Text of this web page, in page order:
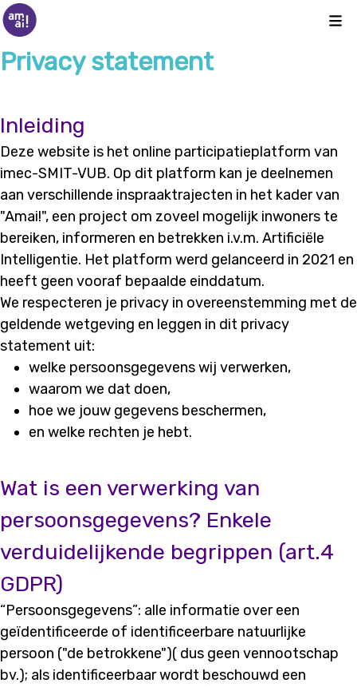
Privacy statement
Inleiding
Deze website is het online participatieplatform van
imec-SMIT-VUB. Op dit platform kan je deelnemen
aan verschillende inspraaktrajecten in het kader van
"Amai!", een project om zoveel mogelijk inwoners te
bereiken, informeren en betrekken i.v.m. Artificiële
Intelligentie. Het platform werd gelanceerd in 2021 en
heeft geen vooraf bepaalde einddatum.
We respecteren je privacy in overeenstemming met de
geldende wetgeving en leggen in dit privacy
statement uit:
welke persoonsgegevens wij verwerken,
waarom we dat doen,
hoe we jouw gegevens beschermen,
en welke rechten je hebt.
Wat is een verwerking van
persoonsgegevens? Enkele
verduidelijkende begrippen (art.4
GDPR)
“Persoonsgegevens”: alle informatie over een
geïdentificeerde of identificeerbare natuurlijke
persoon ("de betrokkene")( dus geen vennootschap
bv.); als identificeerbaar wordt beschouwd een